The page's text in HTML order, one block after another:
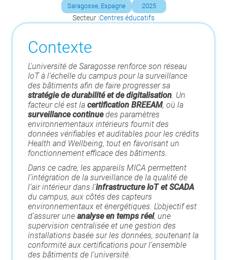
Saragosse, Espagne 2025
Secteur :Centres éducatifs
Contexte
L'université de Saragosse renforce son réseau
IoT à l'échelle du campus pour la surveillance
des bâtiments afin de faire progresser sa
stratégie de durabilité et de digitalisation . Un
facteur clé est la certification BREEAM, où la
surveillance continuedes paramètres
environnementaux intérieurs fournit des
données vérifiables et auditables pour les crédits
Health and Wellbeing, tout en favorisant un
fonctionnement efficace des bâtiments.
Dans ce cadre, les appareils MICA permettent
l’intégration de la surveillance de la qualité de
l’air intérieur dans l’infrastructure IoT et SCADA
du campus, aux côtés des capteurs
environnementaux et énergétiques. L’objectif est
d’assurer une analyse en temps réel, une
supervision centralisée et une gestion des
installations basée sur les données, soutenant la
conformité aux certifications pour l’ensemble
des bâtiments de l'université.